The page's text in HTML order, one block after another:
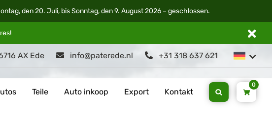
den 20. Juli, bis Sonntag, den 9. August 2026 – geschlossen.
!
AX Ede info@paterede.nl +31 318 637 621
Teile Auto inkoop Export Kontakt
0